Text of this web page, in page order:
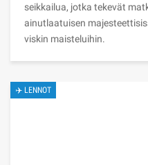
seikkailua, jotka tekevät
ainutlaatuisen
viskin maisteluihin.
✈️ LENNOT